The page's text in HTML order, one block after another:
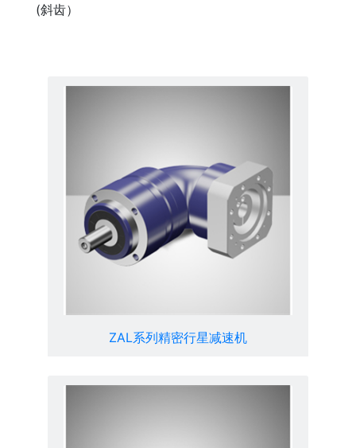
(斜齿）
ZAL系列精密行星减速机